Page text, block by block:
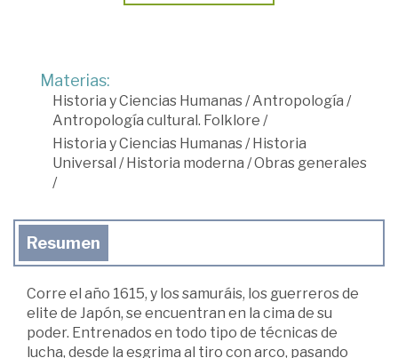
Materias:
Historia y Ciencias Humanas/Antropología /
Antropología cultural. Folklore /
Historia y Ciencias Humanas/ Historia
Universal / Historia moderna /Obras generales
/
Resumen
Corre el año 1615, y los samuráis, los guerreros de
elite de Japón, se encuentran en la cima de su
poder. Entrenados en todo tipo de técnicas de
lucha, desde la esgrima al tiro con arco, pasando